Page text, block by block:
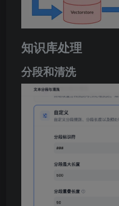
知识库处理
分段和清洗